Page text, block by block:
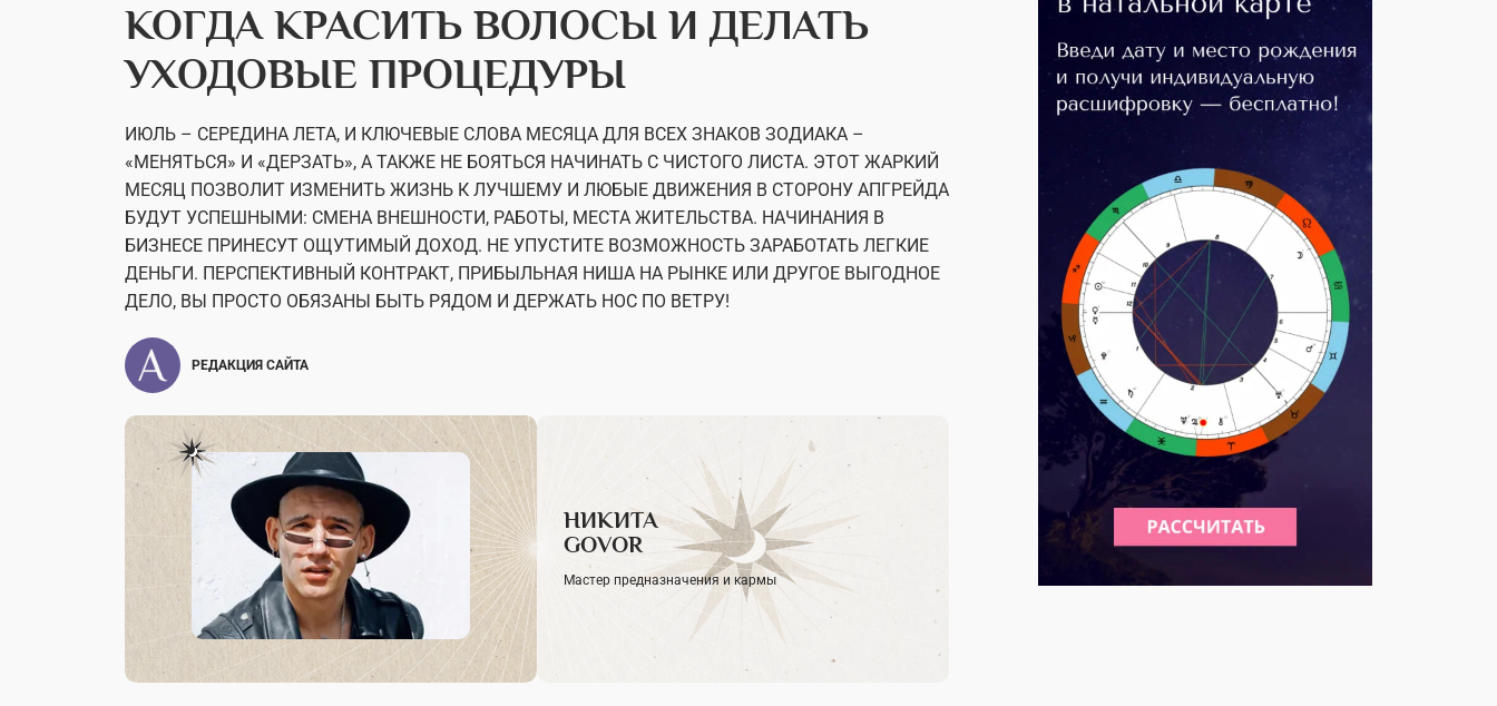
КОГДА КРАСИТЬ ВОЛОСЫ И ДЕЛАТЬ
УХОДОВЫЕ ПРОЦЕДУРЫ
ИЮЛЬ – СЕРЕДИНА ЛЕТА, И КЛЮЧЕВЫЕ СЛОВА МЕСЯЦА ДЛЯ ВСЕХ ЗНАКОВ ЗОДИАКА –
«МЕНЯТЬСЯ» И «ДЕРЗАТЬ», А ТАКЖЕ НЕ БОЯТЬСЯ НАЧИНАТЬ С ЧИСТОГО ЛИСТА. ЭТОТ ЖАРКИЙ
МЕСЯЦ ПОЗВОЛИТ ИЗМЕНИТЬ ЖИЗНЬ К ЛУЧШЕМУ И ЛЮБЫЕ ДВИЖЕНИЯ В СТОРОНУ АПГРЕЙДА
БУДУТ УСПЕШНЫМИ: СМЕНА ВНЕШНОСТИ, РАБОТЫ, МЕСТА ЖИТЕЛЬСТВА. НАЧИНАНИЯ В
БИЗНЕСЕ ПРИНЕСУТ ОЩУТИМЫЙ ДОХОД. НЕ УПУСТИТЕ ВОЗМОЖНОСТЬ ЗАРАБОТАТЬ ЛЕГКИЕ
ДЕНЬГИ. ПЕРСПЕКТИВНЫЙ КОНТРАКТ, ПРИБЫЛЬНАЯ НИША НА РЫНКЕ ИЛИ ДРУГОЕ ВЫГОДНОЕ
ДЕЛО, ВЫ ПРОСТО ОБЯЗАНЫ БЫТЬ РЯДОМ И ДЕРЖАТЬ НОС ПО ВЕТРУ!
РЕДАКЦИЯ САЙТА
НИКИТА
GOVOR
Мастер предназначения и кармы